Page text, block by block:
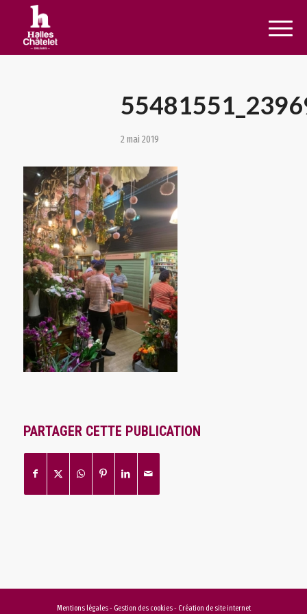
2 mai 2019
PARTAGER CETTE PUBLICATION
Mentions légales- Gestion des cookies- Création de site internet